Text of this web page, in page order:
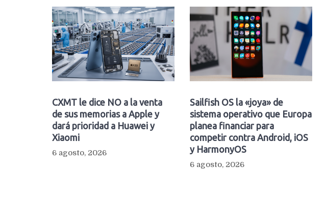
CXMT le dice NO a la venta
de sus memorias a Apple y
dará prioridad a Huawei y
Xiaomi
6 agosto, 2026
Sailfish OS la «joya» de
sistema operativo que Europa
planea financiar para
competir contra Android, iOS
y HarmonyOS
6 agosto, 2026